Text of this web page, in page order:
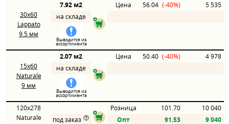
30x60
Lappato
9.5 мм
7.92 м2 Цена 56.04 (-40%)
5 535
на складе
Выводится из
ассортимента
15x60
Naturale
9 мм
2.07 м2 Цена 50.40 (-40%)
4 978
на складе
Выводится из
ассортимента
120x278
Naturale
Розница 101.70
10 040
под заказ
Опт 91.53 9 040